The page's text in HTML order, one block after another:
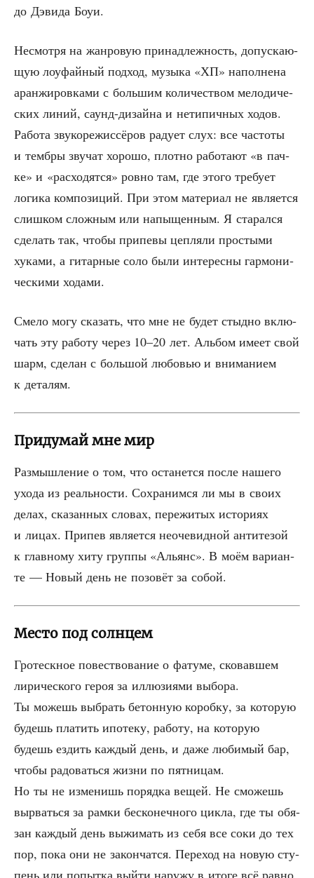
до Дэви­да Боуи.
Несмот­ря на жан­ро­вую при­над­леж­ность, допус­ка­ю­
щую лоуфай­ный под­ход, музы­ка «ХП» напол­не­на
аран­жи­ров­ка­ми с боль­шим коли­че­ством мело­ди­че­
ских линий, саунд-дизай­на и нети­пич­ных ходов.
Рабо­та зву­ко­ре­жис­сё­ров раду­ет слух: все часто­ты
и темб­ры зву­чат хоро­шо, плот­но рабо­та­ют «в пач­
ке» и «рас­хо­дят­ся» ров­но там, где это­го тре­бу­ет
логи­ка ком­по­зи­ций. При этом мате­ри­ал не явля­ет­ся
слиш­ком слож­ным или напы­щен­ным. Я ста­рал­ся
сде­лать так, что­бы при­пе­вы цеп­ля­ли про­сты­ми
хука­ми, а гитар­ные соло были инте­рес­ны гар­мо­ни­
че­ски­ми ходами.
Сме­ло могу ска­зать, что мне не будет стыд­но вклю­
чать эту рабо­ту через 10–20 лет. Аль­бом име­ет свой
шарм, сде­лан с боль­шой любо­вью и вни­ма­ни­ем
к деталям.
Придумай мне мир
Раз­мыш­ле­ние о том, что оста­нет­ся после наше­го
ухо­да из реаль­но­сти. Сохра­ним­ся ли мы в сво­их
делах, ска­зан­ных сло­вах, пере­жи­тых исто­ри­ях
и лицах. При­пев явля­ет­ся неоче­вид­ной анти­те­зой
к глав­но­му хиту груп­пы «Аль­янс». В моём вари­ан­
те — Новый день не позо­вёт за собой.
Место под солнцем
Гро­теск­ное повест­во­ва­ние о фату­ме, ско­вав­шем
лири­че­ско­го героя за иллю­зи­я­ми выбо­ра.
Ты можешь выбрать бетон­ную короб­ку, за кото­рую
будешь пла­тить ипо­те­ку, рабо­ту, на кото­рую
будешь ездить каж­дый день, и даже люби­мый бар,
что­бы радо­вать­ся жиз­ни по пят­ни­цам.
Но ты не изме­нишь поряд­ка вещей. Не смо­жешь
вырвать­ся за рам­ки бес­ко­неч­но­го цик­ла, где ты обя­
зан каж­дый день выжи­мать из себя все соки до тех
пор, пока они не закон­чат­ся. Пере­ход на новую сту­
пень или попыт­ка вый­ти нару­жу в ито­ге всё рав­но